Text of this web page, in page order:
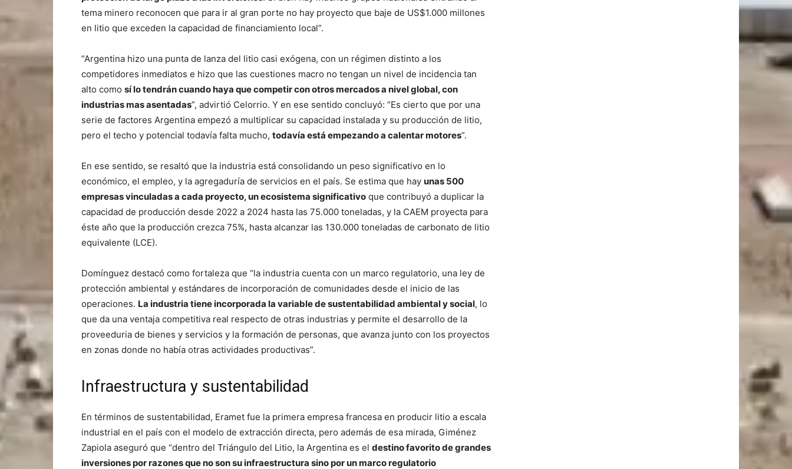
tema minero reconocen que para ir al gran porte no hay proyecto que baje de US$1.000 millones
en litio que exceden la capacidad de financiamiento local”.
“Argentina hizo una punta de lanza del litio casi exógena, con un régimen distinto a los
competidores inmediatos e hizo que las cuestiones macro no tengan un nivel de incidencia tan
alto como sí lo tendrán cuando haya que competir con otros mercados a nivel global, con
industrias mas asentadas”, advirtió Celorrio. Y en ese sentido concluyó: “Es cierto que por una
serie de factores Argentina empezó a multiplicar su capacidad instalada y su producción de litio,
pero el techo y potencial todavía falta mucho, todavía está empezando a calentar motores”.
En ese sentido, se resaltó que la industria está consolidando un peso significativo en lo
económico, el empleo, y la agregaduría de servicios en el país. Se estima que hay unas 500
empresas vinculadas a cada proyecto, un ecosistema significativo que contribuyó a duplicar la
capacidad de producción desde 2022 a 2024 hasta las 75.000 toneladas, y la CAEM proyecta para
éste año que la producción crezca 75%, hasta alcanzar las 130.000 toneladas de carbonato de litio
equivalente (LCE).
Domínguez destacó como fortaleza que “la industria cuenta con un marco regulatorio, una ley de
protección ambiental y estándares de incorporación de comunidades desde el inicio de las
operaciones. La industria tiene incorporada la variable de sustentabilidad ambiental y social, lo
que da una ventaja competitiva real respecto de otras industrias y permite el desarrollo de la
proveeduria de bienes y servicios y la formación de personas, que avanza junto con los proyectos
en zonas donde no había otras actividades productivas”.
Infraestructura y sustentabilidad
En términos de sustentabilidad, Eramet fue la primera empresa francesa en producir litio a escala
industrial en el país con el modelo de extracción directa, pero además de esa mirada, Giménez
Zapiola aseguró que “dentro del Triángulo del Litio, la Argentina es el destino favorito de grandes
inversiones por razones que no son su infraestructura sino por un marco regulatorio